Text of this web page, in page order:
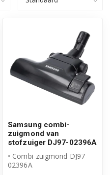
Samsung combi-
zuigmond van
stofzuiger DJ97-02396A
• Combi-zuigmond DJ97-
02396A